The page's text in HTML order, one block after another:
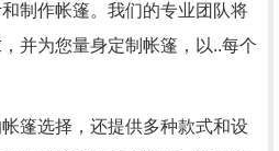
制作帐篷。我们的专业团队将
并为您量身定制帐篷，以..每个
篷选择，还提供多种款式和设